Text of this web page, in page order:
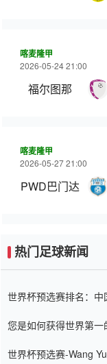
喀麦隆甲
2026-05-24 21:00
福尔图那
喀麦隆甲
2026-05-27 21:00
PWD巴门达
热门足球新闻
世界杯预选赛排名：中
您是如何获得世界第一
世界杯预选赛-Wang